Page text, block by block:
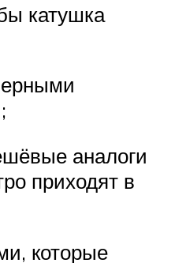
катушка
аналоги
приходят в
которые